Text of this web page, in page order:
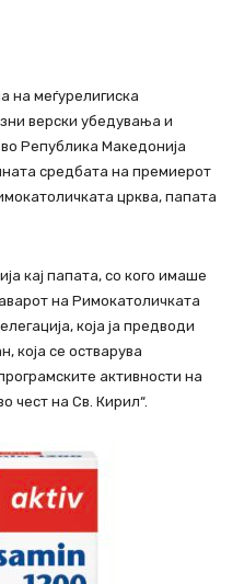
на меѓурелигиска
верски убедувања и
Република Македонија
средбата на премиерот
црква, папата
кај папата, со кого имаше
на Римокатоличката
која ја предводи
која се остварува
активности на
чест на Св. Кирил“.